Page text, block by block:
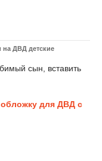
ДВД детские
сын, вставить
для ДВД с